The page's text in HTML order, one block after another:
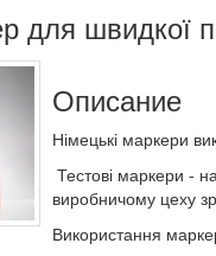
для швидкої
Описание
Німецькі маркери
Тестові маркери -
виробничому цеху
Використання